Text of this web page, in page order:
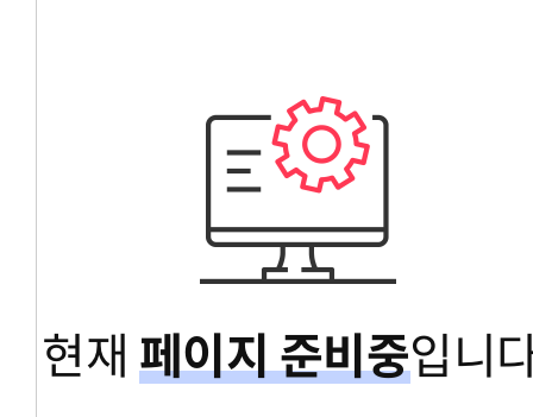
현재 페이지 준비중입니